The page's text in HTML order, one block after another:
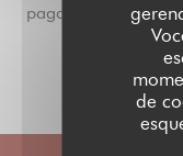
de
pagamento